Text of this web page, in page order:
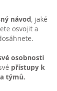
návod, jaké
osvojit a
osobnosti
přístupy k
týmů.